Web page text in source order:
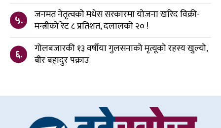
५.
जनमत नेतृत्वको मधेस सरकारमा योजना खरिद विक्री-
मन्त्रीको रेट ८ प्रतिशत, दलालको २० !
६.
गोलबजारकी १३ वर्षीया गुलसनाको मृत्यूको रहस्य खुल्यो,
बीर बहादुर पक्राउ